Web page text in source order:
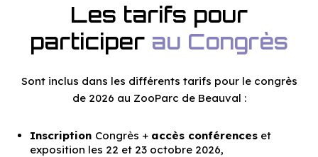
Les tarifs pour
participer au Congrès
Sont inclus dans les différents tarifs pour le congrès
de 2026 au ZooParc de Beauval :
Inscription Congrès + accès conférences et
exposition les 22 et 23 octobre 2026,